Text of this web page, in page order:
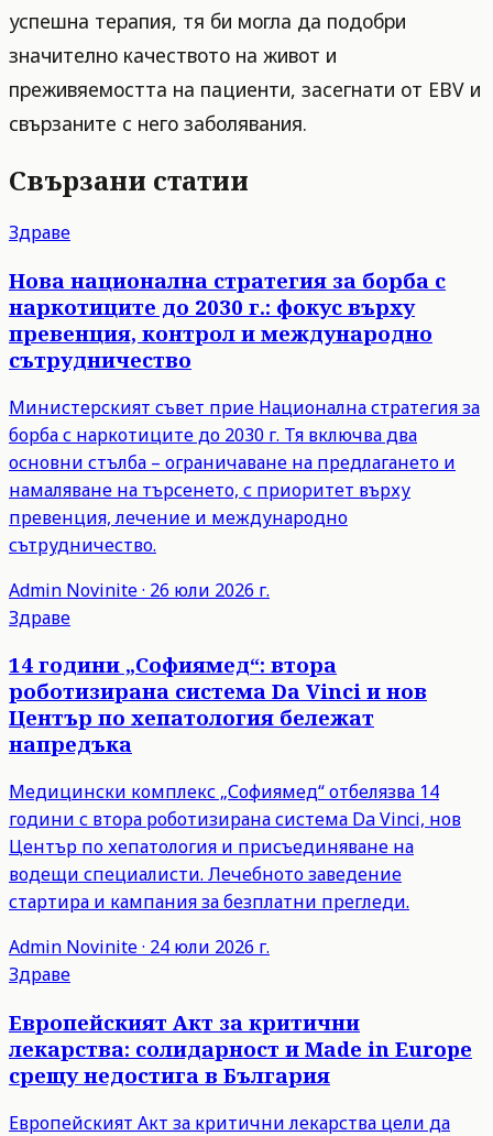
успешна терапия, тя би могла да подобри
значително качеството на живот и
преживяемостта на пациенти, засегнати от EBV и
свързаните с него заболявания.
Свързани статии
Здраве
Нова национална стратегия за борба с
наркотиците до 2030 г.: фокус върху
превенция, контрол и международно
сътрудничество
Министерският съвет прие Национална стратегия за
борба с наркотиците до 2030 г. Тя включва два
основни стълба – ограничаване на предлагането и
намаляване на търсенето, с приоритет върху
превенция, лечение и международно
сътрудничество.
Admin Novinite· 26 юли 2026 г.
Здраве
14 години „Софиямед“: втора
роботизирана система Da Vinci и нов
Център по хепатология бележат
напредъка
Медицински комплекс „Софиямед“ отбелязва 14
години с втора роботизирана система Da Vinci, нов
Център по хепатология и присъединяване на
водещи специалисти. Лечебното заведение
стартира и кампания за безплатни прегледи.
Admin Novinite· 24 юли 2026 г.
Здраве
Европейският Акт за критични
лекарства: солидарност и Made in Europe
срещу недостига в България
Европейският Акт за критични лекарства цели да